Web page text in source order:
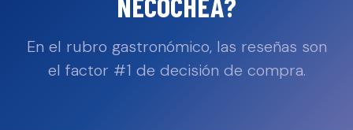
En el rubro gastronómico, las reseñas son
el factor #1 de decisión de compra.